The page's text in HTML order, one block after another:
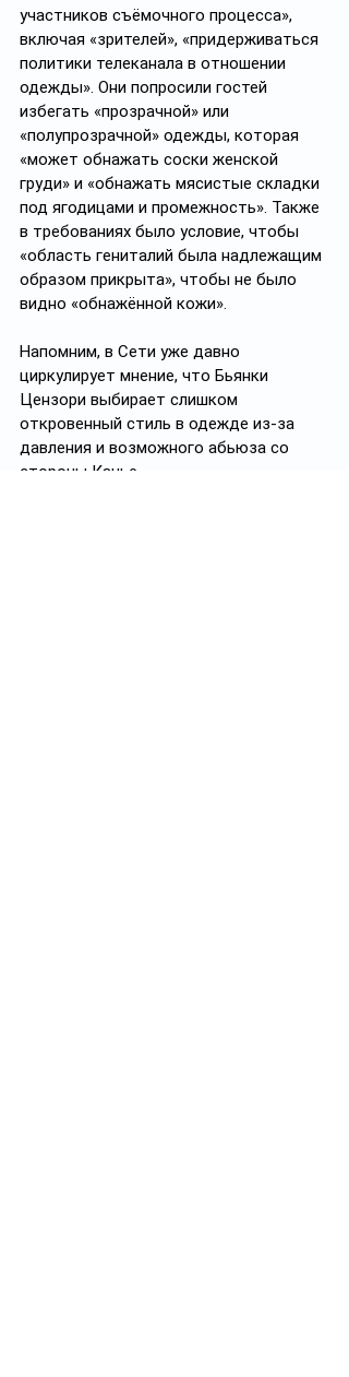
участников съёмочного процесса»,
включая «зрителей», «придерживаться
политики телеканала в отношении
одежды». Они попросили гостей
избегать «прозрачной» или
«полупрозрачной» одежды, которая
«может обнажать соски женской
груди» и «обнажать мясистые складки
под ягодицами и промежность». Также
в требованиях было условие, чтобы
«область гениталий была надлежащим
образом прикрыта», чтобы не было
видно «обнажённой кожи».
Напомним, в Сети уже давно
циркулирует мнение, что Бьянки
Цензори выбирает слишком
откровенный стиль в одежде из-за
давления и возможного абьюза со
стороны Канье.